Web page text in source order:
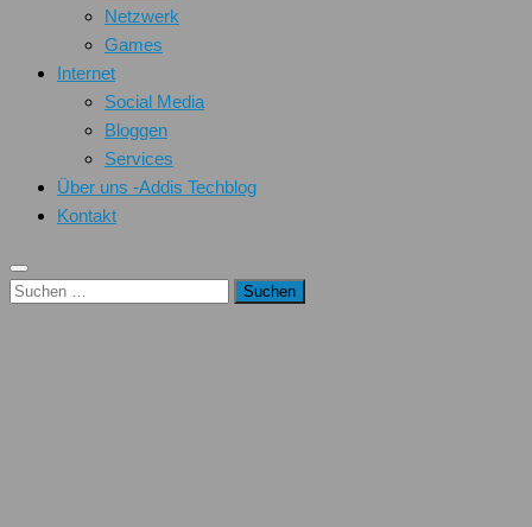
Netzwerk
Games
Internet
Social Media
Bloggen
Services
Über uns -Addis Techblog
Kontakt
Suchen